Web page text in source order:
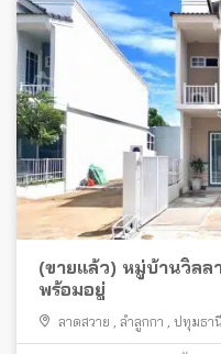
(ขายแล้ว) หมู่บ้านวิลล
พร้อมอยู่
ลาดสวาย , ลำลูกกา , ปทุมธา